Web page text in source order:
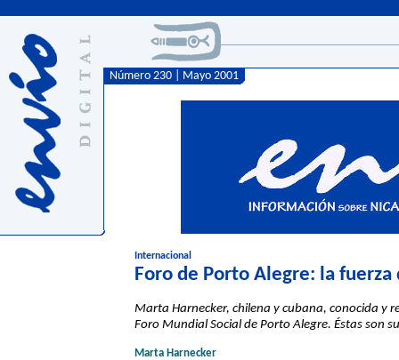
Número 230 | Mayo 2001
Internacional
Foro de Porto Alegre: la
Marta Harnecker, chilena y cubana, conocida y
Foro Mundial Social de Porto Alegre. Éstas son
Marta Harnecker